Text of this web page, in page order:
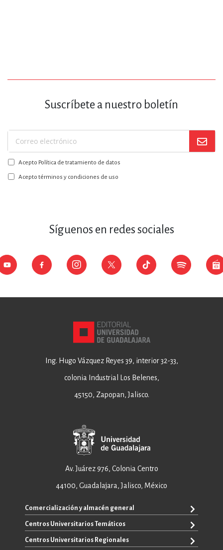
Suscríbete a nuestro boletín
Suscríbase
a
nuestro
boletín:
Acepto Política de tratamiento de datos
Acepto términos y condiciones de uso
Síguenos en redes sociales
Ing. Hugo Vázquez Reyes 39, interior 32-33,
colonia Industrial Los Belenes,
45150, Zapopan, Jalisco.
Av. Juárez 976, Colonia Centro
44100, Guadalajara, Jalisco, México
Comercialización y almacén general
+52 33 3640 6326
+52 33 3640 4595
Centros Universitarios Temáticos
CUAAD
Centros Universitarios Regionales